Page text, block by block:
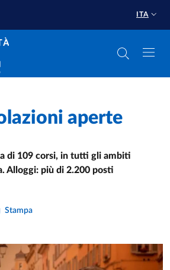
ITA
aperte
di 109 corsi, in tutti gli ambiti
Alloggi: più di 2.200 posti
Stampa